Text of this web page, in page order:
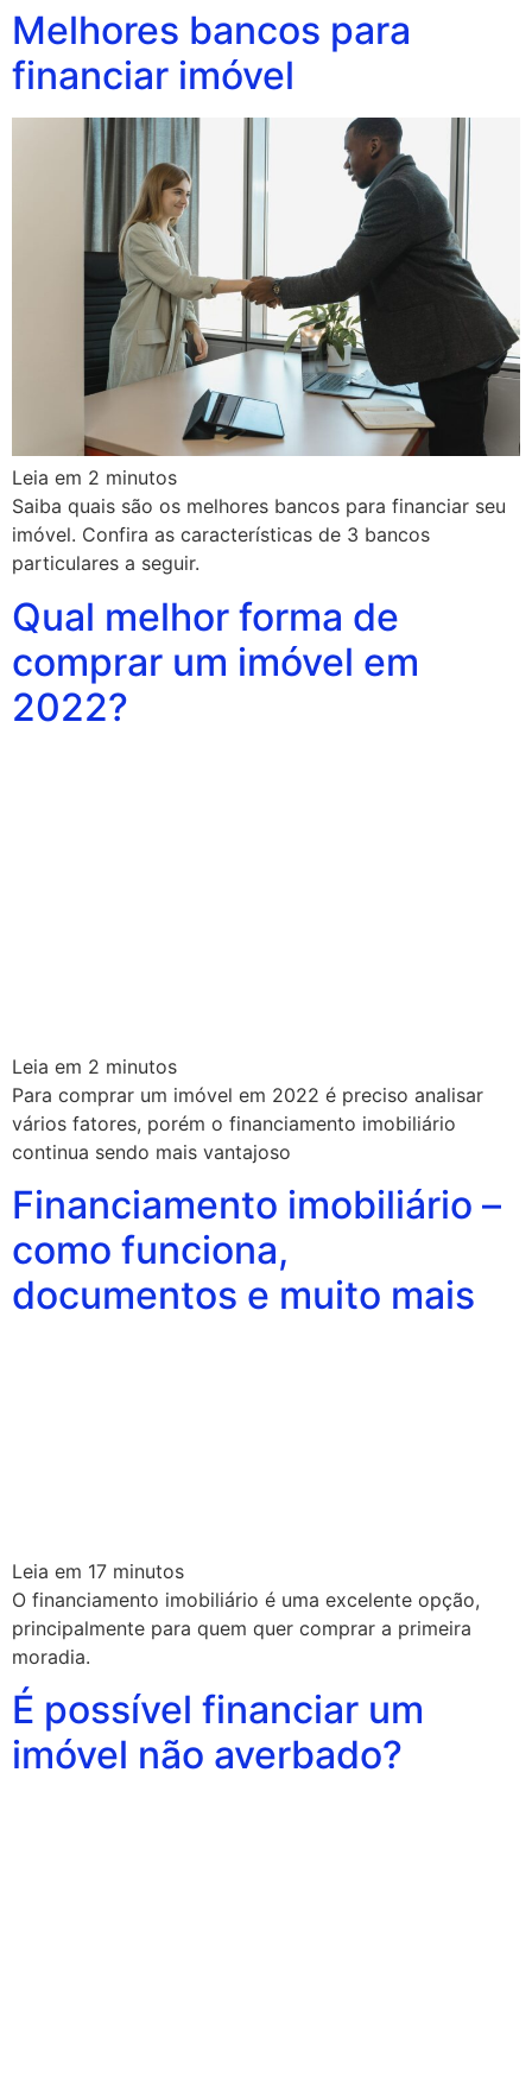
Melhores bancos para
financiar imóvel
Leia em 2 minutos
Saiba quais são os melhores bancos para financiar seu
imóvel. Confira as características de 3 bancos
particulares a seguir.
Qual melhor forma de
comprar um imóvel em
2022?
Leia em 2 minutos
Para comprar um imóvel em 2022 é preciso analisar
vários fatores, porém o financiamento imobiliário
continua sendo mais vantajoso
Financiamento imobiliário –
como funciona,
documentos e muito mais
Leia em 17 minutos
O financiamento imobiliário é uma excelente opção,
principalmente para quem quer comprar a primeira
moradia.
É possível financiar um
imóvel não averbado?